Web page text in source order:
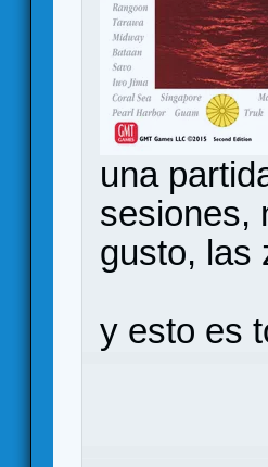
una
sesiones,
gusto, las
y esto es